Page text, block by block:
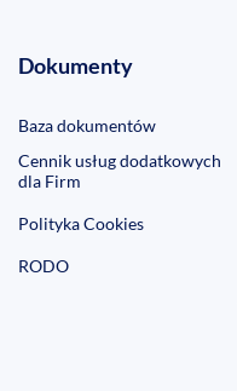
Dokumenty
Baza dokumentów
Cennik usług dodatkowych
dla Firm
Polityka Cookies
RODO